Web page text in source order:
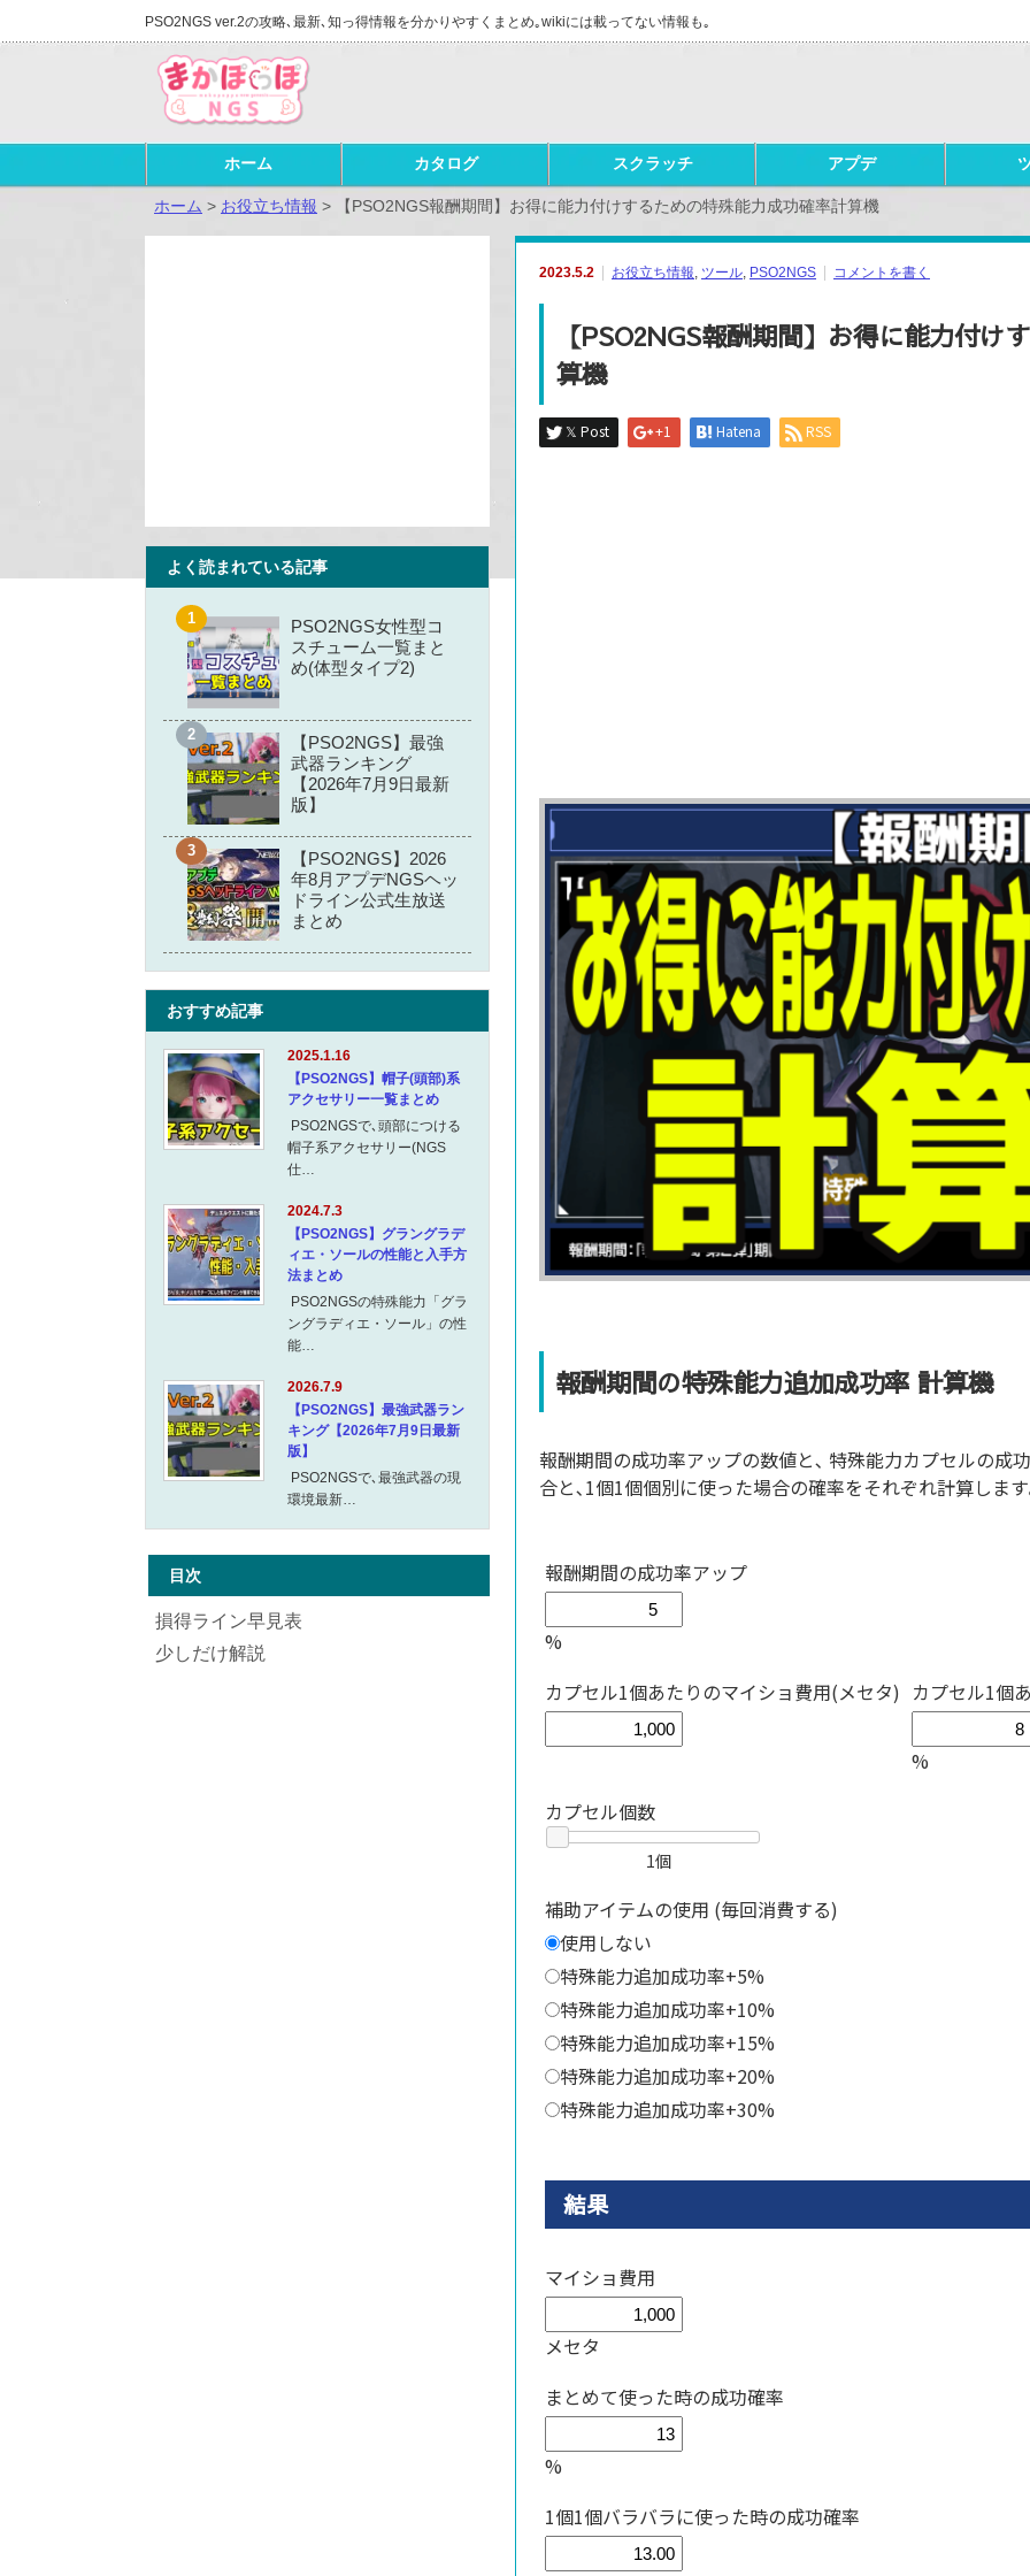
PSO2NGS ver.2の攻略､最新､知っ得情報を分かりやすくまとめ｡wikiには載ってない情報も｡
ホーム カタログ スクラッチ アプデ
ホーム > お役立ち情報 > 【PSO2NGS報酬期間】お得に能力付けするための特殊能力成功確率計算機
2023.5.2 お役立ち情報, ツール, PSO2NGS コメントを書く
【PSO2NGS報酬期間】お得に能力付け
算機
𝕏 Post +1 Hatena RSS
報酬期間の特殊能力追加成功率 計算機
報酬期間の成功率アップの数値と､ 特殊能力カプセルの成
合と､1個1個個別に使った場合の確率をそれぞれ計算します
報酬期間の成功率アップ
%
カプセル1個あたりのマイショ費用(メセタ) カプセル1個
%
カプセル個数
1個
補助アイテムの使用 (毎回消費する)
使用しない
特殊能力追加成功率+5%
特殊能力追加成功率+10%
特殊能力追加成功率+15%
特殊能力追加成功率+20%
特殊能力追加成功率+30%
結果
マイショ費用
メセタ
まとめて使った時の成功確率
%
1個1個バラバラに使った時の成功確率
よく読まれている記事
PSO2NGS女性型コ
スチューム一覧まと
め(体型タイプ2)
【PSO2NGS】最強
武器ランキング
【2026年7月9日最新
版】
【PSO2NGS】2026
年8月アプデNGSヘッ
ドライン公式生放送
まとめ
おすすめ記事
2025.1.16
【PSO2NGS】帽子(頭部)系
アクセサリー一覧まとめ
PSO2NGSで､頭部につける
帽子系アクセサリー(NGS
仕…
2024.7.3
【PSO2NGS】グラングラデ
ィエ・ソールの性能と入手方
法まとめ
PSO2NGSの特殊能力「グラ
ングラディエ・ソール」の性
能…
2026.7.9
【PSO2NGS】最強武器ラン
キング【2026年7月9日最新
版】
PSO2NGSで､最強武器の現
環境最新…
目次
損得ライン早見表
少しだけ解説